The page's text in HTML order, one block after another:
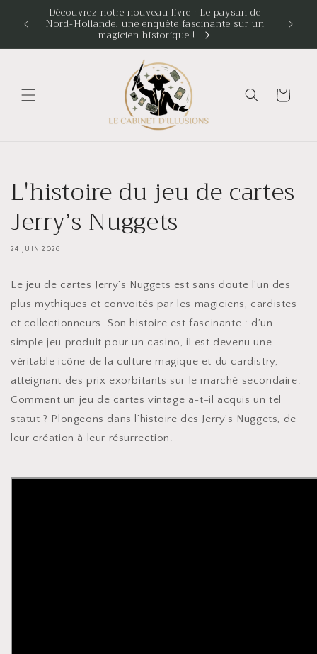
passer
au
Découvrez notre nouveau livre : Le paysan de
Nord-Hollande, une enquête fascinante sur un
magicien historique !
Frais
Panier
L'histoire du jeu de cartes
Jerry’s Nuggets
24 JUIN 2026
Le jeu de cartes Jerry’s Nuggets est sans doute l’un des
plus mythiques et convoités par les magiciens, cardistes
et collectionneurs. Son histoire est fascinante : d’un
simple jeu produit pour un casino, il est devenu une
véritable icône de la culture magique et du cardistry,
atteignant des prix exorbitants sur le marché secondaire.
Comment un jeu de cartes vintage a-t-il acquis un tel
statut ? Plongeons dans l’histoire des Jerry’s Nuggets, de
leur création à leur résurrection.